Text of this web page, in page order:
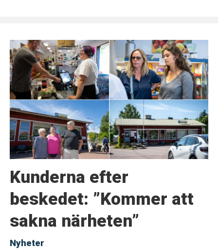
Kunderna efter
beskedet: ”Kommer att
sakna närheten”
Nyheter